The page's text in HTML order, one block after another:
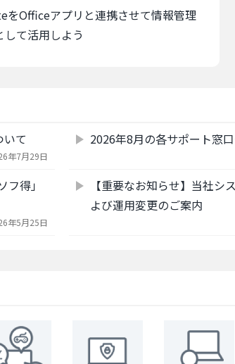
をOfficeアプリと連携させて情報管理
して活用しよう
て
年7月29日
2026年8月の各サポート窓
得」
年5月25日
【重要なお知らせ】当社
よび運用変更のご案内